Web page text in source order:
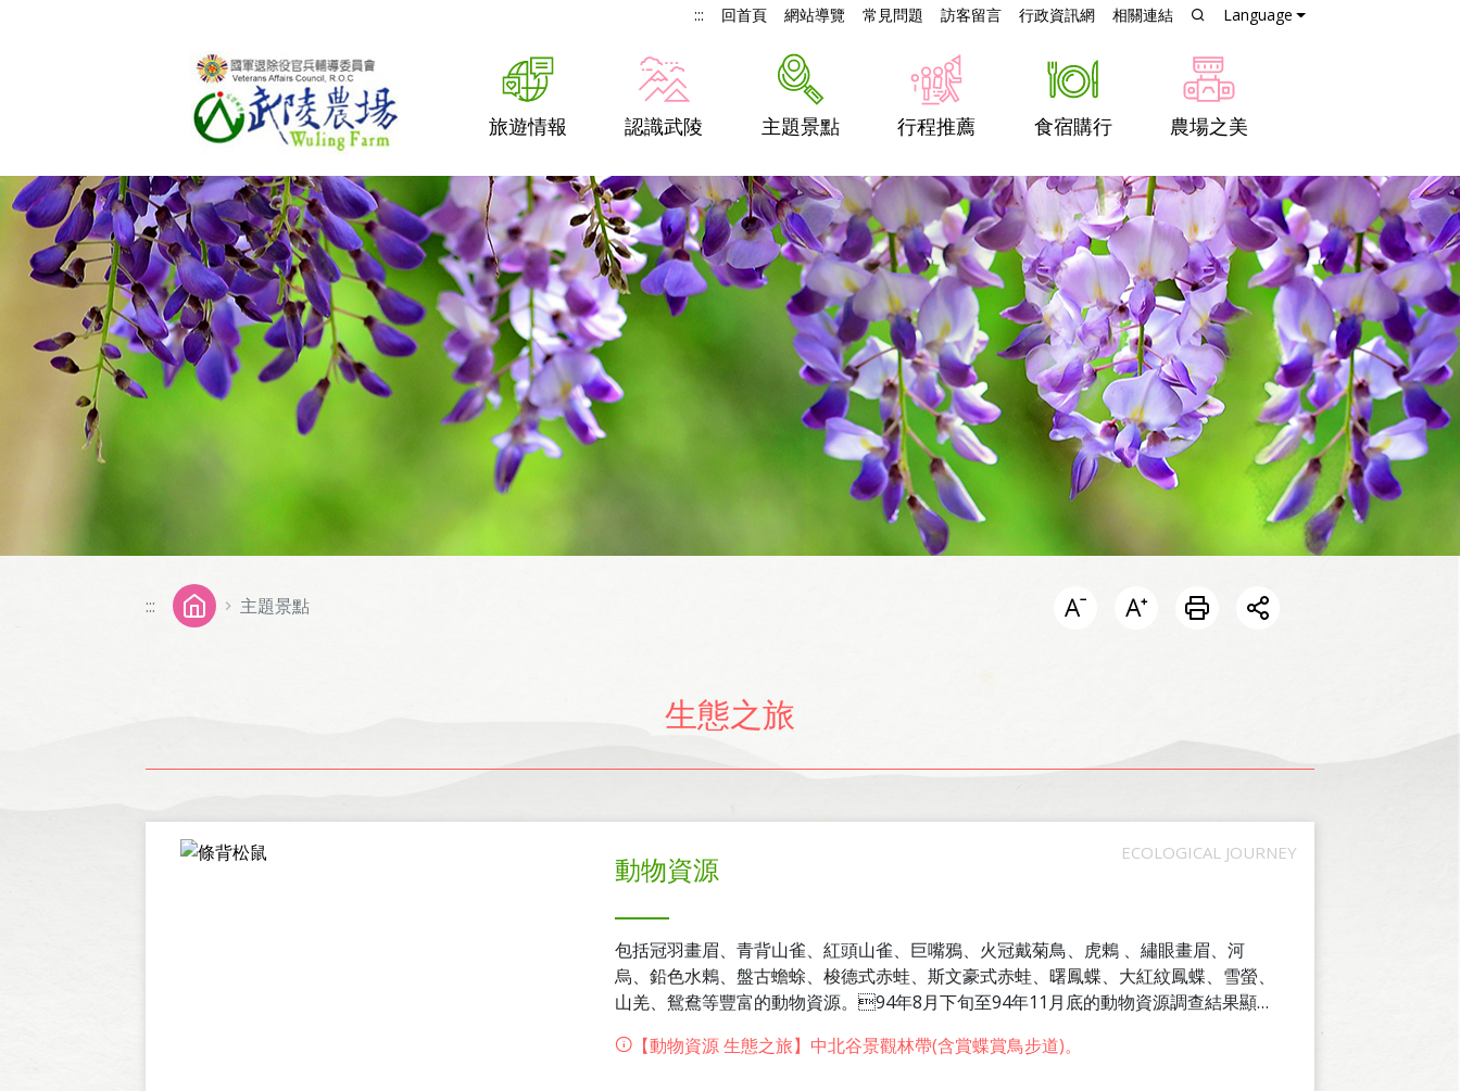
::: 回首頁 網站導覽 常見問題 訪客留言 行政資訊網 相關連結 Language
旅遊情報 認識武陵 主題景點 行程推薦 食宿購行 農場之美
::: 主題景點
生態之旅
動物資源
包括冠羽畫眉、青背山雀、紅頭山雀、巨嘴鴉、火冠戴菊鳥、虎鶇 、繡眼畫眉、河
烏、鉛色水鶇、盤古蟾蜍、梭德式赤蛙、斯文豪式赤蛙、曙鳳蝶、大紅紋鳳蝶、雪螢、
山羌、鴛鴦等豐富的動物資源。94年8月下旬至94年11月底的動物資源調查結果顯
統計資料顯示，近3年所獲致的150比調查紀錄中、共有147種鳥類。其中、特有種鳥類
【動物資源 生態之旅】中北谷景觀林帶(含賞蝶賞鳥步道)。